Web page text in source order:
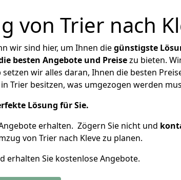
von Trier nach
wir sind hier, um Ihnen diegünstigste
besten Angebote und Preisezu bieten.
wir alles daran, Ihnen die besten
Trier besitzen, was umgezogen werden
Lösung für Sie.
erhalten. Zögern Sie nicht und
von Trier nach Kleve zu planen.
erhalten Sie kostenlose Angebote.